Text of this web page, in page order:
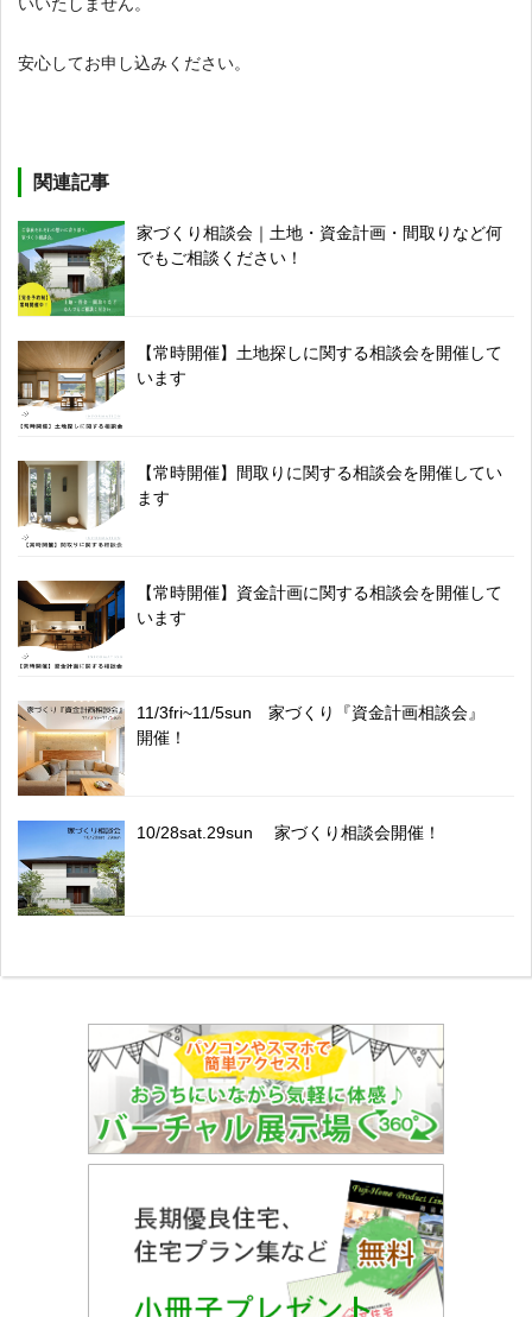
安心してお申し込みください。
関連記事
家づくり相談会｜土地・資金計画・間取りなど何
でもご相談ください！
【常時開催】土地探しに関する相談会を開催して
います
【常時開催】間取りに関する相談会を開催してい
ます
【常時開催】資金計画に関する相談会を開催して
います
11/3fri~11/5sun 家づくり『資金計画相談会』
開催！
10/28sat.29sun 家づくり相談会開催！